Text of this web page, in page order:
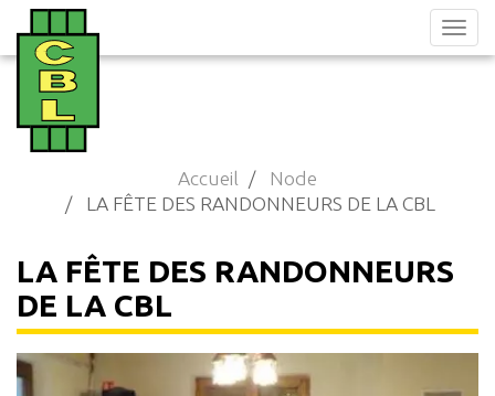
Aller
au
contenu
principal
Accueil
Node
LA FÊTE DES RANDONNEURS DE LA CBL
LA FÊTE DES RANDONNEURS
DE LA CBL